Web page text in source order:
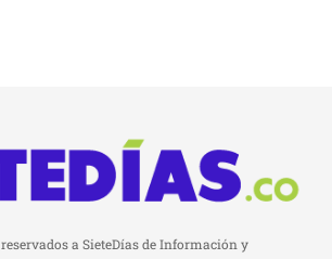
a SieteDías de Información y